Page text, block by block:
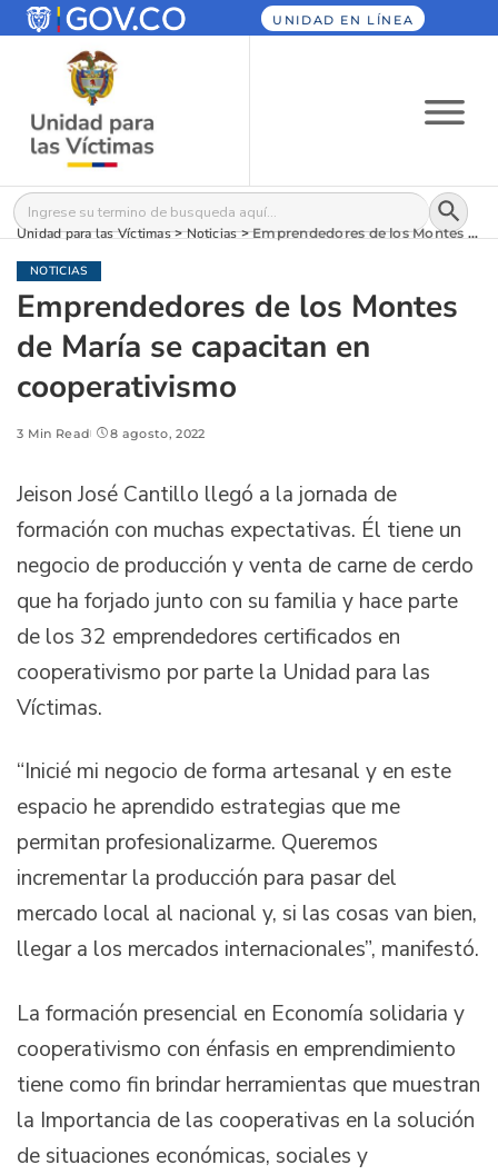
UNIDAD EN LÍNEA
Buscar: Botón
Unidad para las Víctimas>Noticias>Emprendedores de los Montes de María se capacitan en cooperativismo
NOTICIAS
Emprendedores de los Montes
de María se capacitan en
cooperativismo
3 Min Read 8 agosto, 2022
Jeison José Cantillo llegó a la jornada de
formación con muchas expectativas. Él tiene un
negocio de producción y venta de carne de cerdo
que ha forjado junto con su familia y hace parte
de los 32 emprendedores certificados en
cooperativismo por parte la Unidad para las
Víctimas.
“Inicié mi negocio de forma artesanal y en este
espacio he aprendido estrategias que me
permitan profesionalizarme. Queremos
incrementar la producción para pasar del
mercado local al nacional y, si las cosas van bien,
llegar a los mercados internacionales”, manifestó.
La formación presencial en Economía solidaria y
cooperativismo con énfasis en emprendimiento
tiene como fin brindar herramientas que muestran
la Importancia de las cooperativas en la solución
de situaciones económicas, sociales y